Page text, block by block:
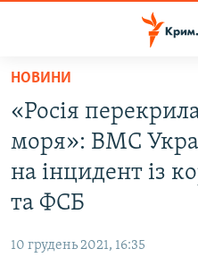
Перейти
основного
матеріалу
Перейти
до
основної
Перейти
ВІДЕО ТА ФОТО
ПОЛІТИКА
ПОГЛЯД
НОВИНИ
«Росія
моря»: ВМС
на інцидент із
та ФСБ
10 грудень 2021, 16:35